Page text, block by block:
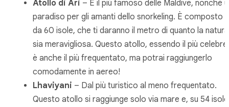
Atollo di Ari – È il più famoso delle Maldive, nonché
paradiso per gli amanti dello snorkeling. È composto
da 60 isole, che ti daranno il metro di quanto la natura
sia meravigliosa. Questo atollo, essendo il più celebre,
è anche il più frequentato, ma potrai raggiungerlo
comodamente in aereo!
Lhaviyani – Dal più turistico al meno frequentato.
Questo atollo si raggiunge solo via mare e, su 54